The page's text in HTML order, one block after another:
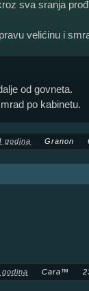
sva sranja
velićinu i
od govneta.
po kabinetu.
godina Granon
Cara™